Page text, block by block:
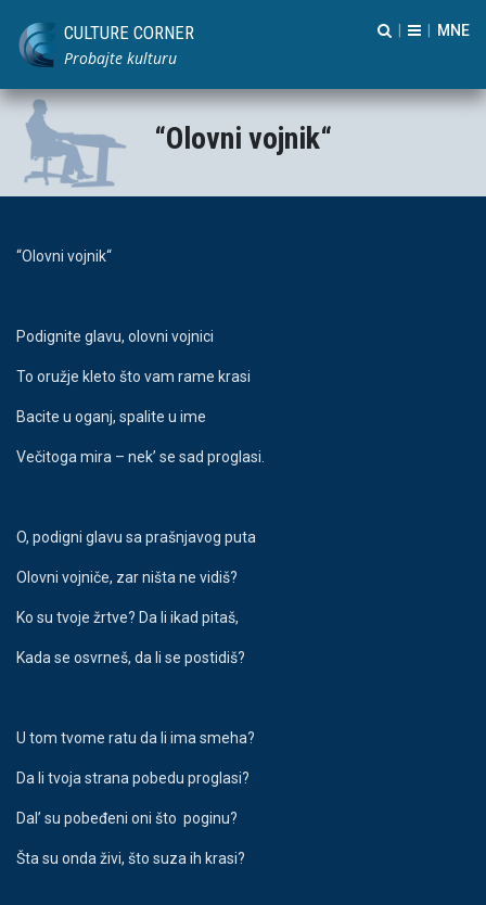
CULTURE CORNER
Probajte kulturu
“Olovni vojnik“
“Olovni vojnik“
Podignite glavu, olovni vojnici
To oružje kleto što vam rame krasi
Bacite u oganj, spalite u ime
Večitoga mira – nek’ se sad proglasi.
O, podigni glavu sa prašnjavog puta
Olovni vojniče, zar ništa ne vidiš?
Ko su tvoje žrtve? Da li ikad pitaš,
Kada se osvrneš, da li se postidiš?
U tom tvome ratu da li ima smeha?
Da li tvoja strana pobedu proglasi?
Dal’ su pobeđeni oni što poginu?
Šta su onda živi, što suza ih krasi?